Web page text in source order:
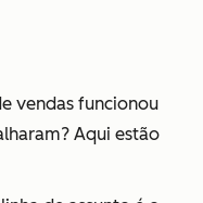
vendas funcionou
Aqui estão